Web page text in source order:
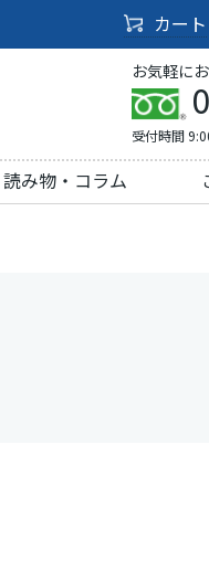
カート
お気軽に
受付時間
読み物・コラム